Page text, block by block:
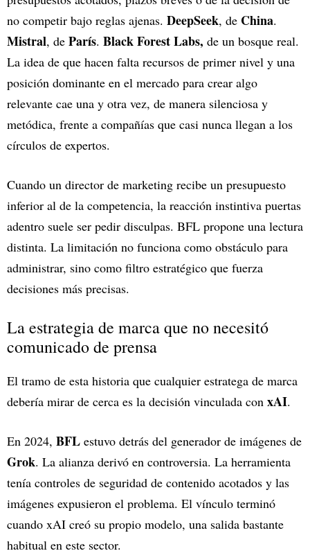
no competir bajo reglas ajenas. DeepSeek, de China.
Mistral, de París. Black Forest Labs, de un bosque real.
La idea de que hacen falta recursos de primer nivel y una
posición dominante en el mercado para crear algo
relevante cae una y otra vez, de manera silenciosa y
metódica, frente a compañías que casi nunca llegan a los
círculos de expertos.
Cuando un director de marketing recibe un presupuesto
inferior al de la competencia, la reacción instintiva puertas
adentro suele ser pedir disculpas. BFL propone una lectura
distinta. La limitación no funciona como obstáculo para
administrar, sino como filtro estratégico que fuerza
decisiones más precisas.
La estrategia de marca que no necesitó
comunicado de prensa
El tramo de esta historia que cualquier estratega de marca
debería mirar de cerca es la decisión vinculada con xAI.
En 2024, BFL estuvo detrás del generador de imágenes de
Grok. La alianza derivó en controversia. La herramienta
tenía controles de seguridad de contenido acotados y las
imágenes expusieron el problema. El vínculo terminó
cuando xAI creó su propio modelo, una salida bastante
habitual en este sector.